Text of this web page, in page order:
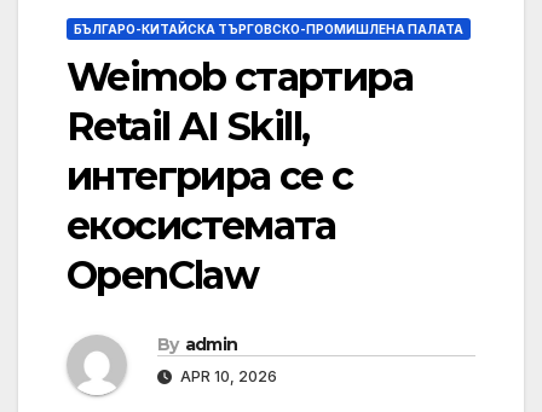
БЪЛГАРО-КИТАЙСКА ТЪРГОВСКО-ПРОМИШЛЕНА ПАЛАТА
Weimob стартира
Retail AI Skill,
интегрира се с
екосистемата
OpenClaw
By admin
APR 10, 2026